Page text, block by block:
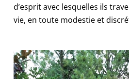
d’esprit avec lesquelles ils
vie, en toute modestie et